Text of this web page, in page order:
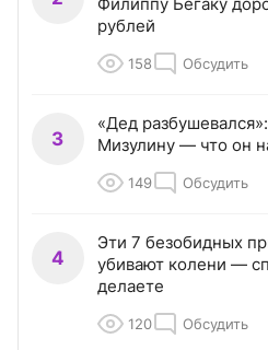
рублей
158 Обсудить
3
«Дед
Мизулину — что он
149 Обсудить
4
Эти 7 безобидных
убивают колени —
делаете
120 Обсудить